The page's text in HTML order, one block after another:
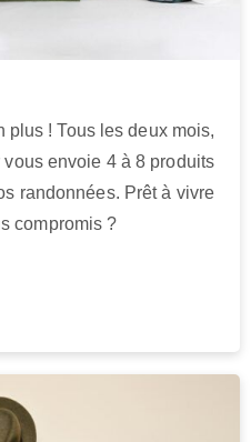
plus ! Tous les deux mois,
envoie 4 à 8 produits
randonnées. Prêt à vivre
compromis ?